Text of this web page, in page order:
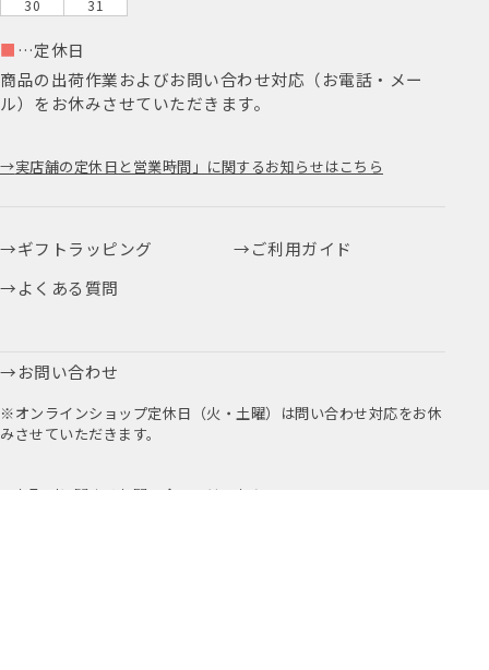
30
31
■ …定休日
商品の出荷作業およびお問い合わせ対応（お電話・メー
ル）をお休みさせていただきます。
実店舗の定休日と営業時間」に関するお知らせはこちら
ギフトラッピング
ご利用ガイド
よくある質問
お問い合わせ
※オンラインショップ定休日（火・土曜）は問い合わせ対応をお休
みさせていただきます。
お取引に関するお問い合わせはこちら